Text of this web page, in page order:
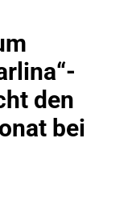
den
bei